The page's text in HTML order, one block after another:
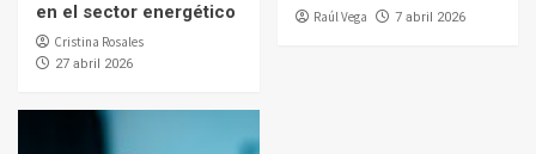
en el sector energético
Cristina Rosales
27 abril 2026
Raúl Vega 7 abril 2026